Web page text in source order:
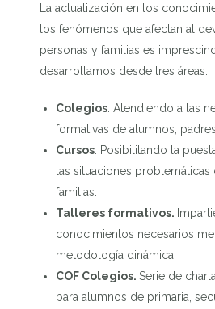
La actualización en los
los fenómenos que afectan al
personas y familias es
desarrollamos desde tres áreas.
Colegios . Atendiendo a las
formativas de alumnos,
Cursos . Posibilitando la
las situaciones
familias.
Talleres formativos.
conocimientos necesarios
metodología dinámica.
COF Colegios. Serie de
para alumnos de primaria,